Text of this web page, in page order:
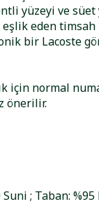
yüzeyi ve süet
eşlik eden
bir Lacoste
için normal
önerilir.
Suni ; Taban: